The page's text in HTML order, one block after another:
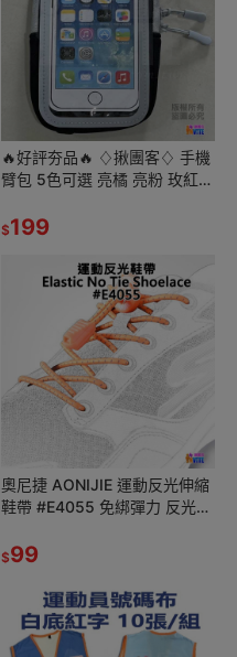
🔥好評夯品🔥 ♢揪團客♢ 手機
臂包 5色可選 亮橘 亮粉 玫紅
散步 單車
$199
奧尼捷 AONIJIE 運動反光伸縮
鞋帶 #E4055 免綁彈力 反光彈
$99